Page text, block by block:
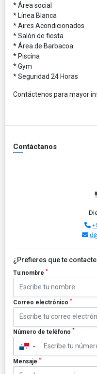
* Área social
* Línea Blanca
* Aires Acondicionados
* Salón de fiesta
* Área de Barbacoa
* Piscina
* Gym
* Seguridad 24 Horas
Contáctenos para mayor
Contáctanos
¿Prefieres que te
Tu nombre *
Correo electrónico *
Número de teléfono *
▼
Mensaje *